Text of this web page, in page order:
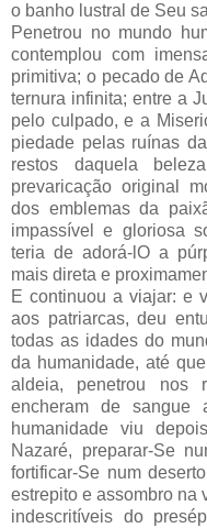
o banho lustral de Seu
Penetrou no mundo
contemplou com
primitiva; o pecado de
ternura infinita; entre a
pelo culpado, e a
piedade pelas ruínas
restos daquela
prevaricação original
dos emblemas da
impassível e gloriosa
teria de adorá-lO a
mais direta e
E continuou a viajar: e
aos patriarcas, deu
todas as idades do
da humanidade, até
aldeia, penetrou nos
encheram de
humanidade viu
Nazaré, preparar-Se
fortificar-Se num
estrepito e assombro na
indescritíveis do